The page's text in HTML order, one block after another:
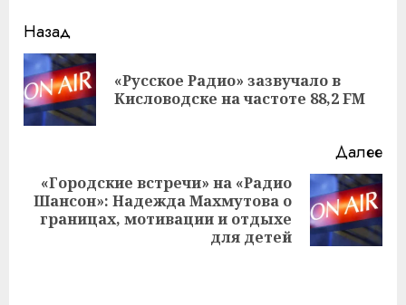
Навигация
записи
Назад
«Русское Радио» зазвучало в
Кисловодске на частоте 88,2 FM
Далее
Следующая
запись:
«Городские встречи» на «Радио
Шансон»: Надежда Махмутова о
границах, мотивации и отдыхе
для детей